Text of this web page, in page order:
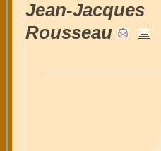
Jean-Jacques
Rousseau